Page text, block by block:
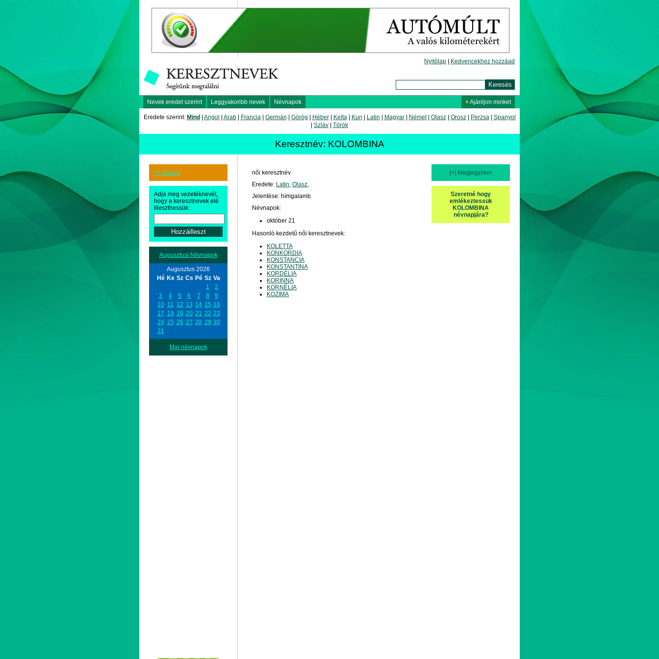
Nyitólap Kedvencekhez hozzáad
Nevek eredet szerint Leggyakoribb nevek Névnapok +Ajánljon minket
Eredete szerint: Mind Angol Arab| Francia| Germán Görög Héber| Kelta| Kun Latin Magyar| Német| Olasz| Orosz| Perzsa| Spanyol
Szláv Török
Keresztnév: KOLOMBINA
<< Vissza
Adja meg vezetéknevét,
hogy a keresztnevek elé
illeszthessük:
Augusztusi Névnapok
Augusztus 2026
Hé Ke Sz Cs Pé Sz Va
1
2
3
4 5 6 7 8
9
10 11 12 13 14 15 16
17 18 19 20 21 22 23
24 25 26 27 28 29 30
31
Mai névnapok
[+] Megjegyzem
Szeretné hogy
emlékeztessük
KOLOMBINA
névnapjára?
női keresztnév
Eredete: Latin, Olasz,
Jelentése: hímgalamb
Névnapok:
október 21
Hasonló kezdetű női keresztnevek:
KOLETTA
KONKORDIA
KONSTANCIA
KONSTANTINA
KORDÉLIA
KORINNA
KORNÉLIA
KOZIMA